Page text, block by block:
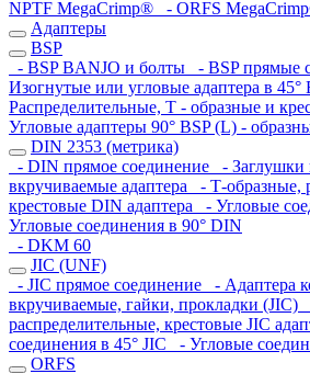
NPTF MegaCrimp®
- ORFS
Адаптеры
BSP
- BSP BANJO и болты
- BSP прямые
Изогнутые или угловые адаптера в 45°
Распределительные, Т - образные и
Угловые адаптеры 90° BSP (L) -
DIN 2353 (метрика)
- DIN прямое соединение
- Заглушки
вкручиваемые адаптера
- Т-образные,
крестовые DIN адаптера
- Угловые
Угловые соединения в 90° DIN
- DKM 60
JIC (UNF)
- JIC прямое соединение
- Адаптера
вкручиваемые, гайки, прокладки (JIC)
распределительные, крестовые JIC
соединения в 45° JIC
- Угловые
ORFS